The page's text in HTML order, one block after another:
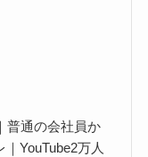
普通の会社員か
YouTube2万人